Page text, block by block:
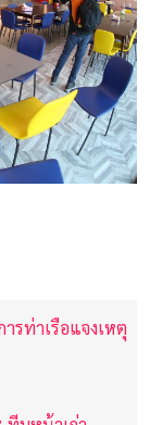
รท่าเรือแจงเหตุ